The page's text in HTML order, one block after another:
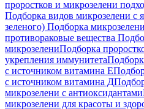
проростков и микрозелени
Подборка видов микрозелени с
зеленого) Подборка
противораковые вещества
микрозелениПодборка
укрепления иммунитета
с источником витамина Е
с источником витамина Д
микрозелени с антиоксидантами
микрозелени для красоты и